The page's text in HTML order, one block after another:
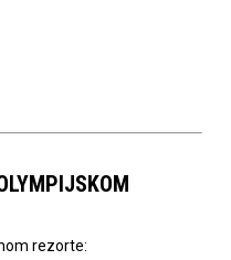
rezorte: